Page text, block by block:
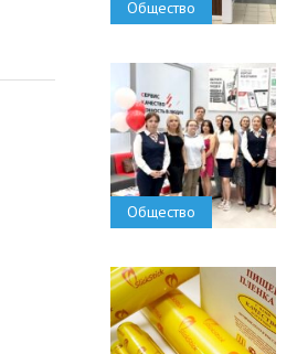
Общество
Общество